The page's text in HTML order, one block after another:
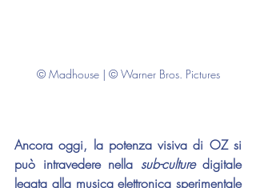
© Madhouse | © Warner Bros. Pictures
Ancora oggi, la potenza visiva di OZ si
può intravedere nella sub-culture digitale
legata alla musica elettronica sperimentale